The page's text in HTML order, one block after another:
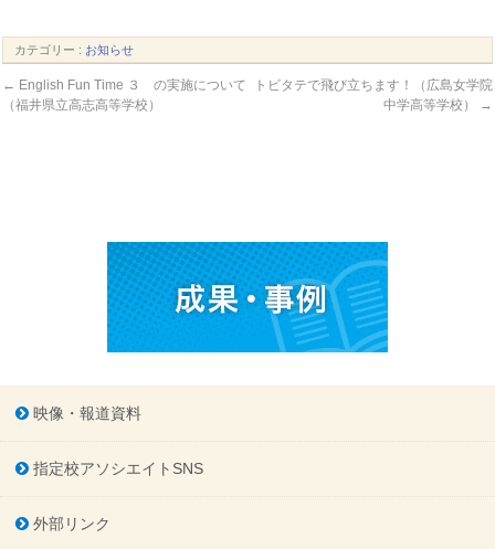
カテゴリー : お知らせ
← English Fun Time ３ の実施について
（福井県立高志高等学校）
トビタテで飛び立ちます！（広島女学院
中学高等学校）
→
映像・報道資料
指定校アソシエイトSNS
外部リンク